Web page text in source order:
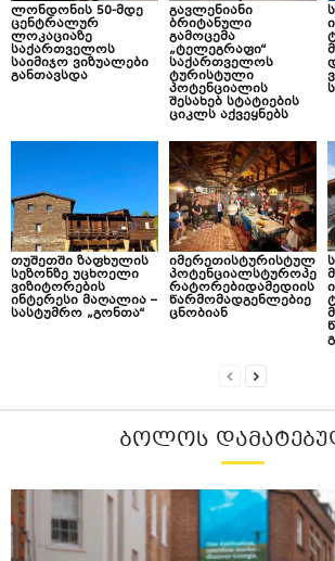
ლონდონის 50-მდე
ცენტრალურ
ლოკაციაზე
საქართველოს
საიმიჯო ვიზუალები
განთავსდა
გავლენიანი
ბრიტანული
გამოცემა
„ტელეგრაფი“
საქართველოს
ტურისტული
პოტენციალის
შესახებ სტატიების
ციკლს აქვეყნებს
თუშეთში ზაფხულის
სეზონზე უცხოელი
ვიზიტორების
ინტერესი მაღალია –
სასტუმრო „გონთა“
იმერეთისტურისტულ
პოტენციალსტუროპე
რატორებიდამედიის
წარმომადგენლებიე
ცნობიან
ᲑᲝᲚᲝᲡ